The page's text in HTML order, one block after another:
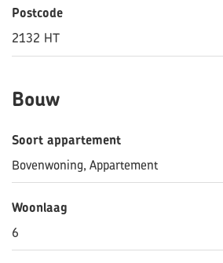
Postcode
2132 HT
Bouw
Soort appartement
Bovenwoning, Appartement
Woonlaag
6